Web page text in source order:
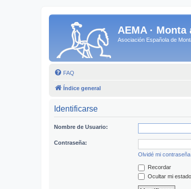
AEMA ·
Asociación Española de
FAQ
Índice general
Identificarse
Nombre de Usuario:
Contraseña:
Olvidé mi contraseña
Recordar
Ocultar mi